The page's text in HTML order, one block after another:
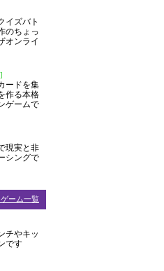
イズバト
のちょっ
オンライ
ードを集
作る本格
ゲームで
現実と非
シングで
ーム一覧
チやキッ
です